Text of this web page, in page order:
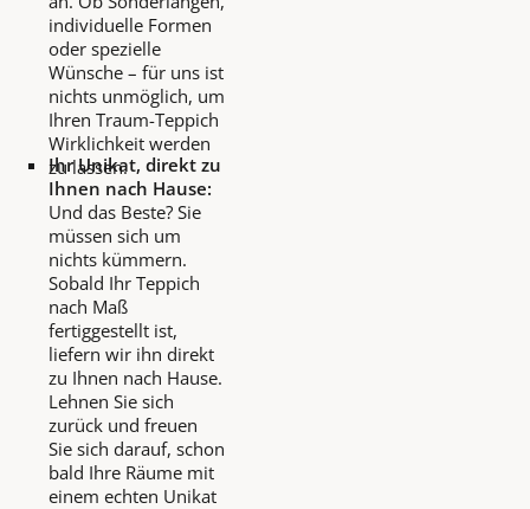
individuelle Formen
oder spezielle
Wünsche – für uns ist
nichts unmöglich, um
Ihren Traum-Teppich
Wirklichkeit werden
zu lassen.
Ihr Unikat, direkt zu
Ihnen nach Hause:
Und das Beste? Sie
müssen sich um
nichts kümmern.
Sobald Ihr Teppich
nach Maß
fertiggestellt ist,
liefern wir ihn direkt
zu Ihnen nach Hause.
Lehnen Sie sich
zurück und freuen
Sie sich darauf, schon
bald Ihre Räume mit
einem echten Unikat